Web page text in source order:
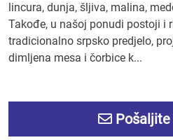
lincura, dunja, šljiva, malina,
Takođe, u našoj ponudi postoji i
tradicionalno srpsko predjelo,
dimljena mesa i čorbice k...
Pošaljite